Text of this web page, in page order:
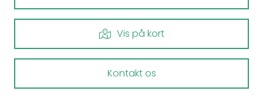
Vis på kort
Kontakt os